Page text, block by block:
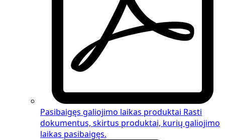
Pasibaigęs galiojimo laikas produktai Rasti
dokumentus, skirtus produktai, kurių galiojimo
laikas pasibaigęs.